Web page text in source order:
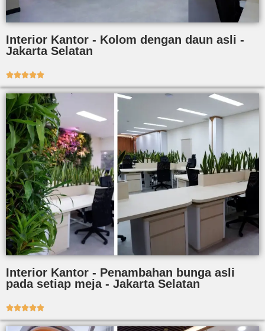
Interior Kantor - Kolom dengan daun asli -
Jakarta Selatan

Interior Kantor - Penambahan bunga asli
pada setiap meja - Jakarta Selatan
